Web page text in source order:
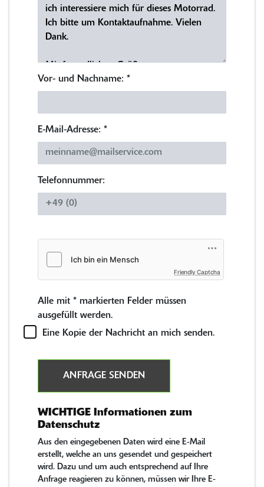
Vor- und Nachname: *
E-Mail-Adresse: *
Telefonnummer:
Friendly Captcha
Alle mit * markierten Felder müssen
ausgefüllt werden.
Eine Kopie der Nachricht an mich senden.
ANFRAGE SENDEN
WICHTIGE Informationen zum
Datenschutz
Aus den eingegebenen Daten wird eine E-Mail
erstellt, welche an uns gesendet und gespeichert
wird. Dazu und um auch entsprechend auf Ihre
Anfrage reagieren zu können, müssen wir Ihre E-